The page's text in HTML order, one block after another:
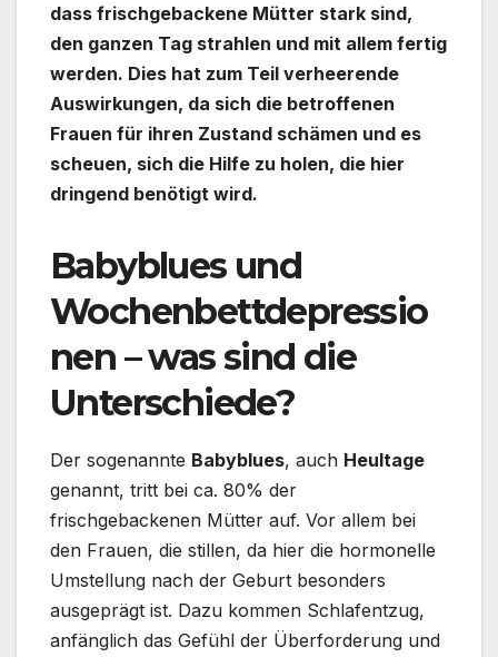
dass frischgebackene Mütter stark sind,
den ganzen Tag strahlen und mit allem fertig
werden. Dies hat zum Teil verheerende
Auswirkungen, da sich die betroffenen
Frauen für ihren Zustand schämen und es
scheuen, sich die Hilfe zu holen, die hier
dringend benötigt wird.
Babyblues und
Wochenbettdepressio
nen – was sind die
Unterschiede?
Der sogenannte Babyblues, auch Heultage
genannt, tritt bei ca. 80% der
frischgebackenen Mütter auf. Vor allem bei
den Frauen, die stillen, da hier die hormonelle
Umstellung nach der Geburt besonders
ausgeprägt ist. Dazu kommen Schlafentzug,
anfänglich das Gefühl der Überforderung und